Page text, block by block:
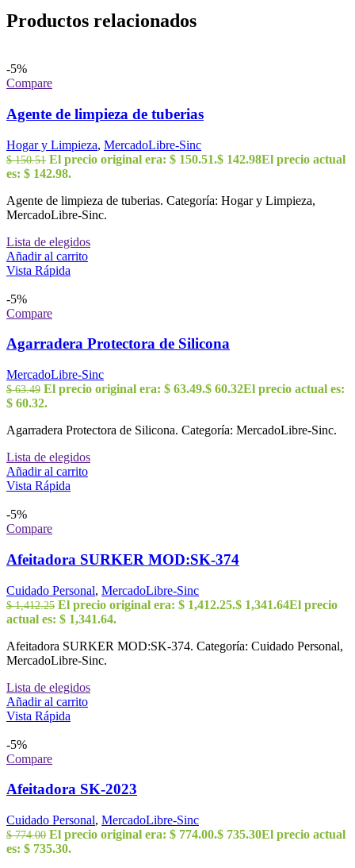
Productos relacionados
-5%
Compare
Agente de limpieza de tuberias
Hogar y Limpieza, MercadoLibre-Sinc
$150.51 El precio original era: $ 150.51.$ 142.98El precio actual
es: $ 142.98.
Agente de limpieza de tuberias. Categoría: Hogar y Limpieza,
MercadoLibre-Sinc.
Lista de elegidos
Añadir al carrito
Vista Rápida
-5%
Compare
Agarradera Protectora de Silicona
MercadoLibre-Sinc
$63.49 El precio original era: $ 63.49.$ 60.32El precio actual es:
$ 60.32.
Agarradera Protectora de Silicona. Categoría: MercadoLibre-Sinc.
Lista de elegidos
Añadir al carrito
Vista Rápida
-5%
Compare
Afeitadora SURKER MOD:SK-374
Cuidado Personal, MercadoLibre-Sinc
$1,412.25 El precio original era: $ 1,412.25.$ 1,341.64El precio
actual es: $ 1,341.64.
Afeitadora SURKER MOD:SK-374. Categoría: Cuidado Personal,
MercadoLibre-Sinc.
Lista de elegidos
Añadir al carrito
Vista Rápida
-5%
Compare
Afeitadora SK-2023
Cuidado Personal, MercadoLibre-Sinc
$774.00 El precio original era: $ 774.00.$ 735.30El precio actual
es: $ 735.30.